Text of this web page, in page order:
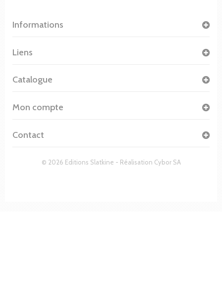
Informations
© 2026 Editions Slatkine - Réalisation Cybor SA
Liens
Catalogue
Mon compte
Contact